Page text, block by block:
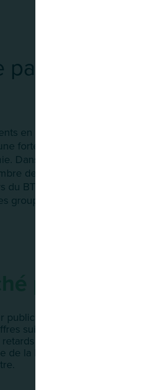
paiement
en Italie. Ils s’expliquent
forte dépendance au crédit
Dans certaines régions du
de créances non réglées
BTP, de la distribution et de
groupes internationaux ont
ont diminué, mais restent
suivent les règles
budgétaires. La
de la Public Administration),